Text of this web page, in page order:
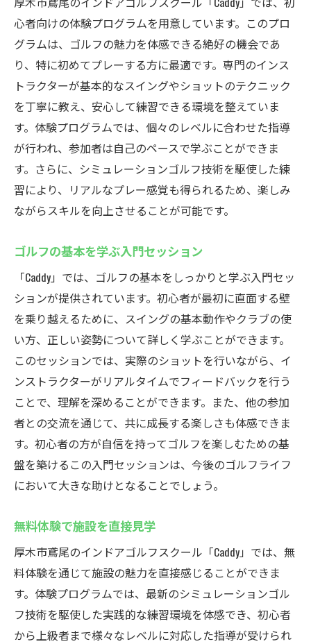
心者向けの体験プログラムを用意しています。このプロ
グラムは、ゴルフの魅力を体感できる絶好の機会であ
り、特に初めてプレーする方に最適です。専門のインス
トラクターが基本的なスイングやショットのテクニック
を丁寧に教え、安心して練習できる環境を整えていま
す。体験プログラムでは、個々のレベルに合わせた指導
が行われ、参加者は自己のペースで学ぶことができま
す。さらに、シミュレーションゴルフ技術を駆使した練
習により、リアルなプレー感覚も得られるため、楽しみ
ながらスキルを向上させることが可能です。
ゴルフの基本を学ぶ入門セッション
「Caddy」では、ゴルフの基本をしっかりと学ぶ入門セッ
ションが提供されています。初心者が最初に直面する壁
を乗り越えるために、スイングの基本動作やクラブの使
い方、正しい姿勢について詳しく学ぶことができます。
このセッションでは、実際のショットを行いながら、イ
ンストラクターがリアルタイムでフィードバックを行う
ことで、理解を深めることができます。また、他の参加
者との交流を通じて、共に成長する楽しさも体感できま
す。初心者の方が自信を持ってゴルフを楽しむための基
盤を築けるこの入門セッションは、今後のゴルフライフ
において大きな助けとなることでしょう。
無料体験で施設を直接見学
厚木市鳶尾のインドアゴルフスクール「Caddy」では、無
料体験を通じて施設の魅力を直接感じることができま
す。体験プログラムでは、最新のシミュレーションゴル
フ技術を駆使した実践的な練習環境を体感でき、初心者
から上級者まで様々なレベルに対応した指導が受けられ